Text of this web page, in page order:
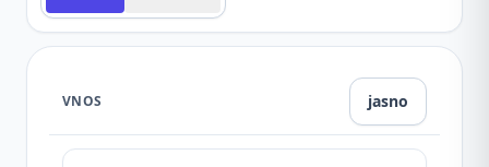
VNOS jasno